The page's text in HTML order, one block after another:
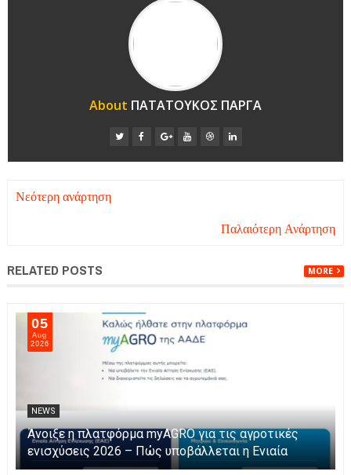
About ΠΑΤΑΤΟΥΚΟΣ ΠΑΡΓΑ
Νεότερη ανάρτηση
Παλαιότερη Ανάρτηση
RELATED POSTS MORE
05
Aug
2026
NEWS
Η Καινοτομία στα ταξίδια μόνο στο Skarpos Tours
Parga